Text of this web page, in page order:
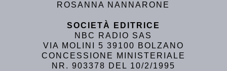
ROSANNA NANNARONE
SOCIETÀ EDITRICE
NBC RADIO SAS
VIA MOLINI 5 39100 BOLZANO
CONCESSIONE MINISTERIALE
NR. 903378 DEL 10/2/1995